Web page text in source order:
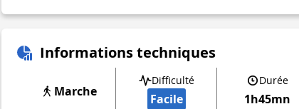
Informations techniques
Marche
Difficulté
Facile
Durée
1h45mn